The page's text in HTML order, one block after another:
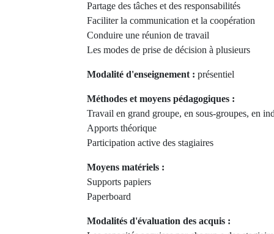
Partage des tâches et des responsabilités
Faciliter la communication et la coopération
Conduire une réunion de travail
Les modes de prise de décision à plusieurs
Modalité d'enseignement : présentiel
Méthodes et moyens pédagogiques :
Travail en grand groupe, en sous-groupes, en
Apports théorique
Participation active des stagiaires
Moyens matériels :
Supports papiers
Paperboard
Modalités d'évaluation des acquis :